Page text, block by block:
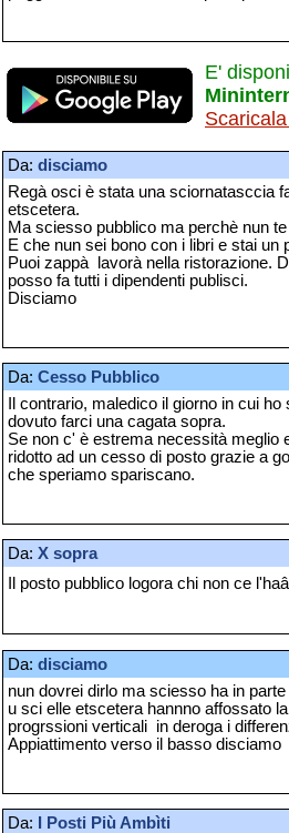
E'
Da: disciamo
Regà osci è stata una sciornatasccia
etscetera.
Ma sciesso pubblico ma perchè nun
E che nun sei bono con i libri e stai un
Puoi zappà lavorà nella ristorazione.
posso fa tutti i dipendenti publisci.
Disciamo
Da: Cesso Pubblico
Il contrario, maledico il giorno in cui
dovuto farci una cagata sopra.
Se non c' è estrema necessità meglio
ridotto ad un cesso di posto grazie a
che speriamo spariscano.
Da: X sopra
Il posto pubblico logora chi non ce
Da: disciamo
nun dovrei dirlo ma sciesso ha in
u sci elle etscetera hannno affossato
progrssioni verticali in deroga i
Appiattimento verso il basso disciamo
Da: I Posti Più Ambìti